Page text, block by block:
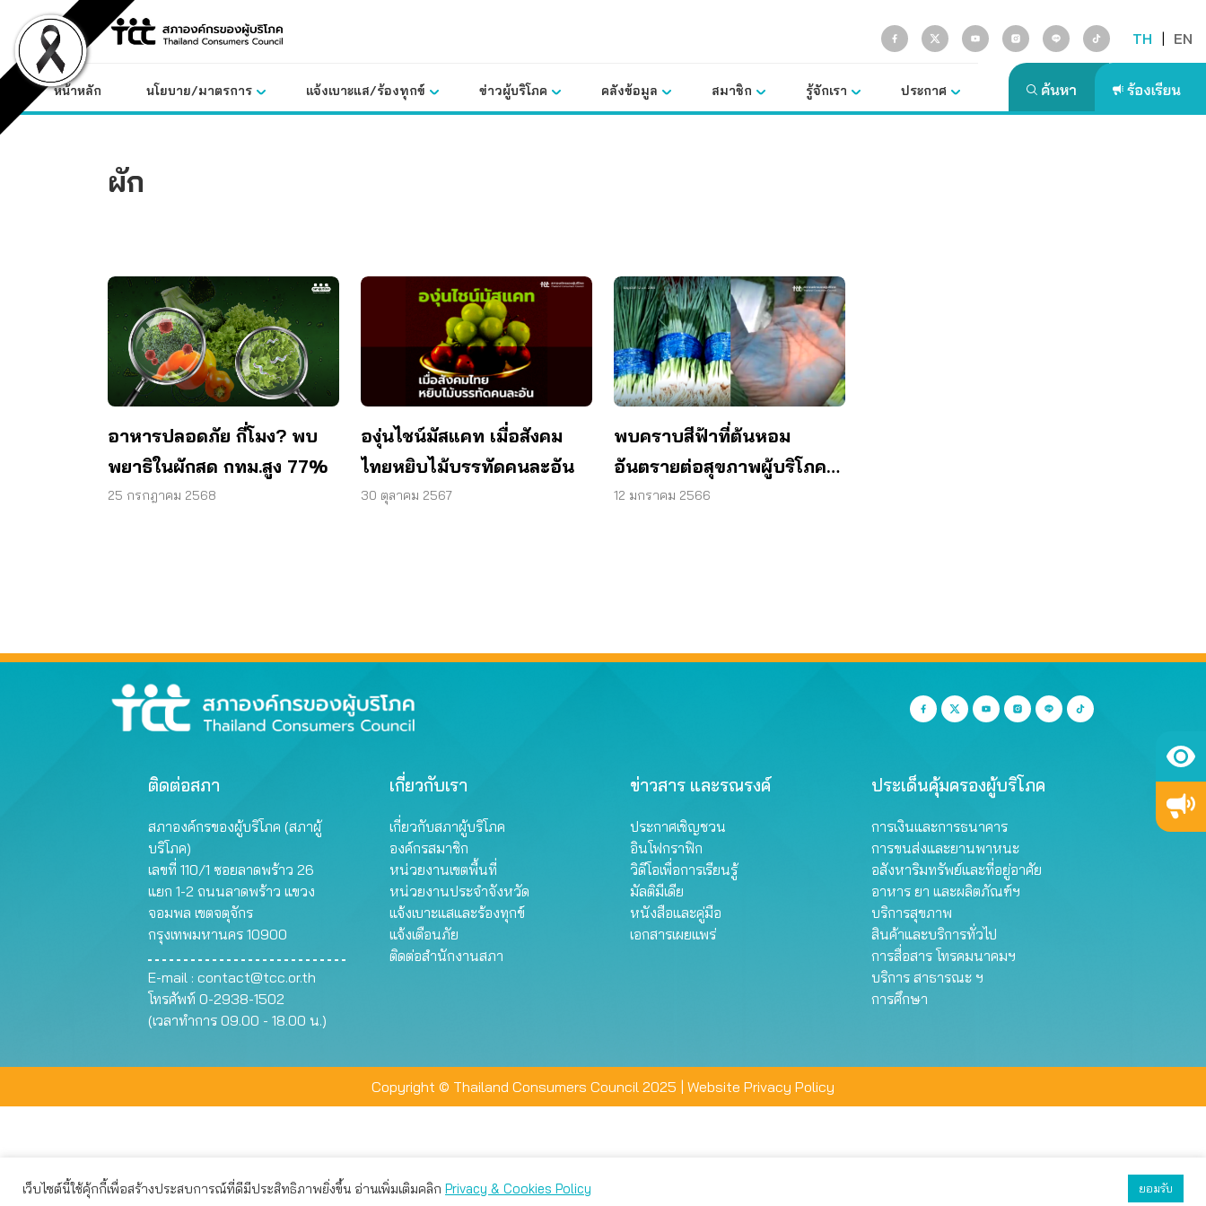
content
TH | EN
หน้าหลัก นโยบาย/มาตรการ แจ้งเบาะแส/ร้องทุกข์ ข่าวผู้บริโภค คลังข้อมูล สมาชิก รู้จักเรา ประกาศ
ผัก
อาหารปลอดภัย กี่โมง? พบ
พยาธิในผักสด กทม.สูง 77%
25 กรกฎาคม 2568
องุ่นไชน์มัสแคท เมื่อสังคม
ไทยหยิบไม้บรรทัดคนละอัน
30 ตุลาคม 2567
พบคราบสีฟ้าที่ต้นหอม
อันตรายต่อสุขภาพผู้บริโภค
สภาผู้บริโภคเร่งหน่วยงานยุติ
12 มกราคม 2566
ติดต่อสภา
สภาองค์กรของผู้บริโภค (สภาผู้
บริโภค)
เลขที่ 110/1 ซอยลาดพร้าว 26
แยก 1-2 ถนนลาดพร้าว แขวง
จอมพล เขตจตุจักร
กรุงเทพมหานคร 10900
E-mail : contact@tcc.or.th
โทรศัพท์ 0-2938-1502
(เวลาทำการ 09.00 - 18.00 น.)
เกี่ยวกับเรา
เกี่ยวกับสภาผู้บริโภค
องค์กรสมาชิก
หน่วยงานเขตพื้นที่
หน่วยงานประจำจังหวัด
แจ้งเบาะแสและร้องทุกข์
แจ้งเตือนภัย
ติดต่อสำนักงานสภา
ข่าวสาร และรณรงค์
ประกาศเชิญชวน
อินโฟกราฟิก
วิดีโอเพื่อการเรียนรู้
มัลติมีเดีย
หนังสือและคู่มือ
เอกสารเผยแพร่
ประเด็นคุ้มครองผู้บริโภค
การเงินและการธนาคาร
การขนส่งและยานพาหนะ
อสังหาริมทรัพย์และที่อยู่อาศัย
อาหาร ยา และผลิตภัณฑ์ฯ
บริการสุขภาพ
สินค้าและบริการทั่วไป
การสื่อสาร โทรคมนาคมฯ
บริการ สาธารณะ ฯ
การศึกษา
Copyright © Thailand Consumers Council 2025 | Website Privacy Policy
เว็บไซต์นี้ใช้คุ้กกี้เพื่อสร้างประสบการณ์ที่ดีมีประสิทธิภาพยิ่งขึ้น อ่านเพิ่มเติมคลิก Privacy & Cookies Policy ยอมรับ
เว็บไซต์นี้ใช้คุกกี้เพื่อมอบประสบการณ์การใช้งานที่ดีให้แก่ท่าน คุณสามารถเลือกตั้งค่าความเป็นส่วนตัวได้